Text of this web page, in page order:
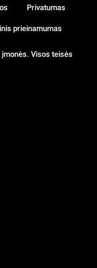
Visos teisės
Privatumas
prieinamumas